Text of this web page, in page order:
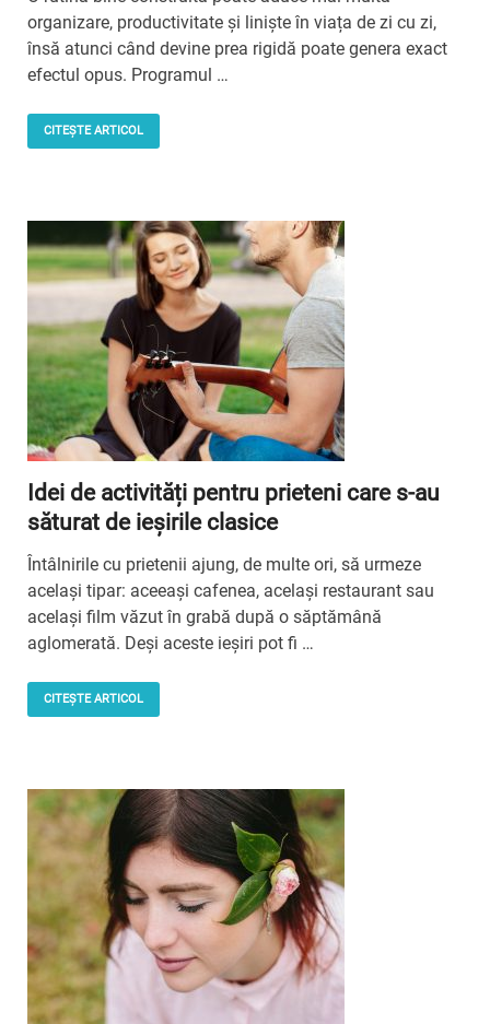
organizare, productivitate și liniște în viața de zi cu zi,
însă atunci când devine prea rigidă poate genera exact
efectul opus. Programul …
CITEȘTE ARTICOL
Idei de activități pentru prieteni care s-au
săturat de ieșirile clasice
Întâlnirile cu prietenii ajung, de multe ori, să urmeze
același tipar: aceeași cafenea, același restaurant sau
același film văzut în grabă după o săptămână
aglomerată. Deși aceste ieșiri pot fi …
CITEȘTE ARTICOL